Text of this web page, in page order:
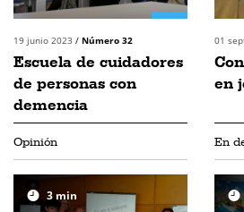
19 junio 2023 / Número 32
Escuela de cuidadores
de personas con
demencia
01
en
Opinión
3min
En